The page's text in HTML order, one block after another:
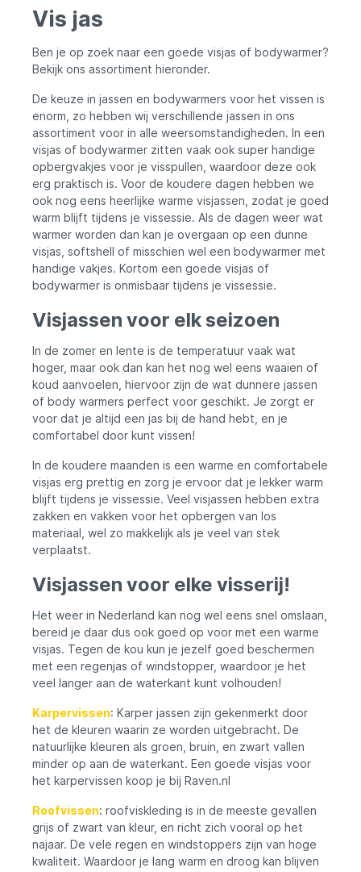
zorgt ervoor dat de stof duurzaam blijft,
zelfs na veelvuldig gebruik. 8. Het jack is
waterafstotend en snel drogend, ideaal
voor avonturen in de natuur. Met het
Fleecejack Kalmar Olive Black van
alle weersomstandigheden. Het biedt niet
alleen functionaliteit en comfort, maar ziet
er ook nog eens geweldig uit. Bestel
vandaag nog en geniet van alle voordelen
die dit fleecejack te bieden heeft!
Verlengde achterkant Contrasterende
stofversterkingen op schouders en
ellebogen Voorgevormde mouwen
Trekkoorden aan de zoom en kraag
Mouwzak Borstzak Twee zijzakken Alle
Verstelbare mouwuiteinden Gevoerde
zakken Kraag van 90 mm hoog Zacht,
slijtvast fleecemateriaal Hoge thermische
isolatie Anti-Pilling-effect voor maximale
duurzaamheid Kreukvrij Elastisch
Waterafstotend Snel drogend Zacht op de
huid Geweldige pasvorm Hoge
bewegingsvrijheid Bonded Mesh
binnenvoering Maximale warmte en
bescherming Het Fleecejack Tromsö Olive
van Legendfossil biedt maximale warmte en
bescherming tijdens koele ochtenden en
avonden. De isolerende polarfleece en
waterafstotende stof houden je
pilling effect zorgt voor een duurzame en
opbergmogelijkheden Met maar liefst vier
zakken is het Fleecejack Tromsö Olive de
ideale metgezel voor al je outdoor
avonturen. De zijzakken, borstzak en
mouwzak bieden voldoende ruimte voor
het opbergen van kleine voorwerpen. Alle
zakken zijn voorzien van ritssluitingen en
en bewegingsvrijheid Dankzij de
verstelbare mouwuiteinden en trekkoorden
aan de zoom en kraag, kun je het
Fleecejack Tromsö Olive perfect
afstemmen op je eigen smaak en
behoeften. De voorgevormde mouwen en
elastische fleece materiaal zorgen voor
bewegingsvrijheid, zodat je zonder
belemmeringen kunt genieten van al je
activiteiten. Het Fleecejack Tromsö Olive
van Legendfossil is een warm en
waterafstotend jack. De verlengde
achterkant zorgt voor extra bescherming
tegen de kou en wind. De schouders en
ellebogen zijn versterkt met
een stoere look. Dankzij de voorgevormde
mouwen en verstelbare mouwuiteinden
biedt dit jack een geweldige pasvorm. Het
fleecejack heeft maar liefst vijf zakken met
ritssluitingen, dus genoeg ruimte voor al je
essentials. Het fleece materiaal is zacht en
slijtvast, terwijl de hoge thermische isolatie
je warm houdt in koude omstandigheden.
Het anti-pilling-effect zorgt ervoor dat de
stof duurzaam blijft, zelfs na veelvuldig
gebruik. Het jack is waterafstotend en snel
Vis jas
Ben je op zoek naar een goede visjas of bodywarmer?
Bekijk ons assortiment hieronder.
De keuze in jassen en bodywarmers voor het vissen is
enorm, zo hebben wij verschillende jassen in ons
assortiment voor in alle weersomstandigheden. In een
visjas of bodywarmer zitten vaak ook super handige
opbergvakjes voor je visspullen, waardoor deze ook
erg praktisch is. Voor de koudere dagen hebben we
ook nog eens heerlijke warme visjassen, zodat je goed
warm blijft tijdens je vissessie. Als de dagen weer wat
warmer worden dan kan je overgaan op een dunne
visjas, softshell of misschien wel een bodywarmer met
handige vakjes. Kortom een goede visjas of
bodywarmer is onmisbaar tijdens je vissessie.
Visjassen voor elk seizoen
In de zomer en lente is de temperatuur vaak wat
hoger, maar ook dan kan het nog wel eens waaien of
koud aanvoelen, hiervoor zijn de wat dunnere jassen
of body warmers perfect voor geschikt. Je zorgt er
voor dat je altijd een jas bij de hand hebt, en je
comfortabel door kunt vissen!
In de koudere maanden is een warme en comfortabele
visjas erg prettig en zorg je ervoor dat je lekker warm
blijft tijdens je vissessie. Veel visjassen hebben extra
zakken en vakken voor het opbergen van los
materiaal, wel zo makkelijk als je veel van stek
verplaatst.
Visjassen voor elke visserij!
Het weer in Nederland kan nog wel eens snel omslaan,
bereid je daar dus ook goed op voor met een warme
visjas. Tegen de kou kun je jezelf goed beschermen
met een regenjas of windstopper, waardoor je het
veel langer aan de waterkant kunt volhouden!
Karpervissen: Karper jassen zijn gekenmerkt door
het de kleuren waarin ze worden uitgebracht. De
natuurlijke kleuren als groen, bruin, en zwart vallen
minder op aan de waterkant. Een goede visjas voor
het karpervissen koop je bij Raven.nl
Roofvissen: roofviskleding is in de meeste gevallen
grijs of zwart van kleur, en richt zich vooral op het
najaar. De vele regen en windstoppers zijn van hoge
kwaliteit. Waardoor je lang warm en droog kan blijven